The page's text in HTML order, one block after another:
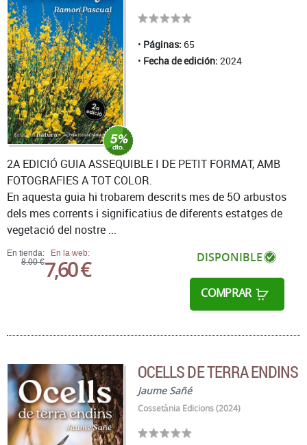
Páginas: 65
Fecha de edición: 2024
En tienda:
8,00 €
En la web:
7,60 € DISPONIBLE
COMPRAR
2A EDICIÓ GUIA ASSEQUIBLE I DE PETIT FORMAT, AMB
FOTOGRAFIES A TOT COLOR.
En aquesta guia hi trobarem descrits mes de 5O arbustos
dels mes corrents i significatius de diferents estatges de
vegetació del nostre ...
OCELLS DE TERRA ENDINS
Jaume Sañé
Cossetània Edicions (2024)